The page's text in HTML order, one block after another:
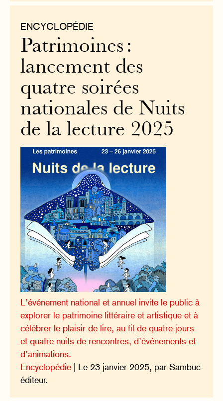
ENCYCLOPÉDIE
Patrimoines :
lancement des
quatre soirées
nationales de Nuits
de la lecture 2025
L’événement national et annuel invite le public à
explorer le patrimoine littéraire et artistique et à
célébrer le plaisir de lire, au fil de quatre jours
et quatre nuits de rencontres, d’événements et
d’animations.
Encyclopédie | Le 23 janvier 2025, par Sambuc
éditeur.